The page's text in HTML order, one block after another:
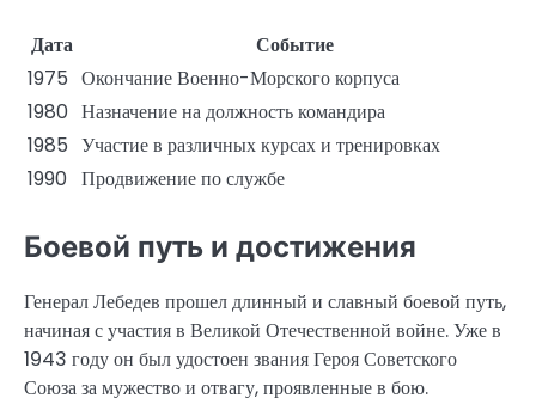
Дата
Событие
1975 Окончание Военно-Морского корпуса
1980 Назначение на должность командира
1985 Участие в различных курсах и тренировках
1990 Продвижение по службе
Боевой путь и достижения
Генерал Лебедев прошел длинный и славный боевой путь,
начиная с участия в Великой Отечественной войне. Уже в
1943 году он был удостоен звания Героя Советского
Союза за мужество и отвагу, проявленные в бою.